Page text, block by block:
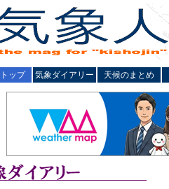
ップ 気象ダイアリー 天候のまとめ